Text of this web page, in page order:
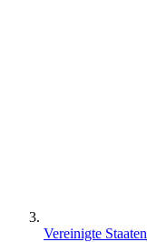
Vereinigte Staaten